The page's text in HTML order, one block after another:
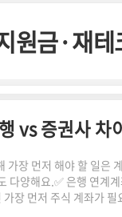
원금·재테
vs 증권사 차
가장 먼저 해야 할 일은
다양해요.✅ 은행 연계
장 먼저 주식 계좌가